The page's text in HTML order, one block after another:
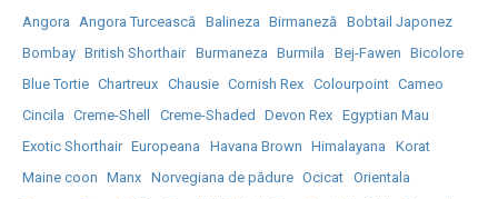
Angora
Angora Turcească Balineza Birmaneză Bobtail Japonez
Bombay British Shorthair Burmaneza Burmila Bej-Fawen
Bicolore
Blue Tortie Chartreux Chausie Cornish Rex Colourpoint Cameo
Cincila
Creme-Shell Creme-Shaded Devon Rex Egyptian Mau
Exotic Shorthair Europeana Havana Brown Himalayana
Korat
Maine coon
Manx Norvegiana de pădure Ocicat Orientala